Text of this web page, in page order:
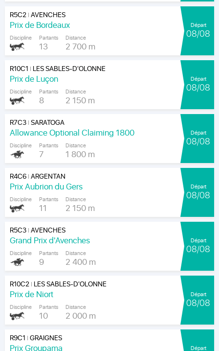
R5C2|AVENCHES
Prix de Bordeaux
Discipline Partants
13
Distance
2 700 m
Départ
08/08
R10C1 | LES SABLES-D'OLONNE
Prix de Luçon
Discipline Partants
8
Distance
2 150 m
Départ
08/08
R7C3|SARATOGA
Allowance Optional Claiming 1800
Discipline Partants
7
Distance
1 800 m
Départ
08/08
R4C6|ARGENTAN
Prix Aubrion du Gers
Discipline Partants
11
Distance
2 150 m
Départ
08/08
R5C3|AVENCHES
Grand Prix d'Avenches
Discipline Partants
9
Distance
2 400 m
Départ
08/08
R10C2| LES SABLES-D'OLONNE
Prix de Niort
Discipline Partants
10
Distance
2 000 m
Départ
08/08
R9C1 |GRAIGNES
Prix Groupama Départ